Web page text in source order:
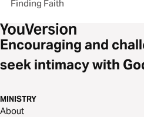
Finding Faith
Encouraging and
seek intimacy with
MINISTRY
About